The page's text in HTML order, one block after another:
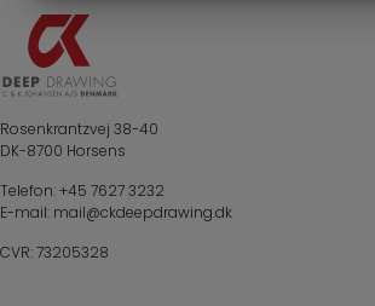
Rosenkrantzvej 38-40
DK-8700 Horsens
Telefon:+45 7627 3232
E-mail: mail@ckdeepdrawing.dk
CVR: 73205328